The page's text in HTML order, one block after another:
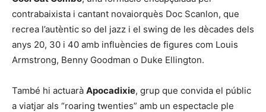
contrabaixista i cantant novaiorquès Doc Scanlon, que
recrea l’autèntic so del jazz i el swing de les dècades dels
anys 20, 30 i 40 amb influències de figures com Louis
Armstrong, Benny Goodman o Duke Ellington.
També hi actuarà Apocadixie, grup que convida el públic
a viatjar als “roaring twenties” amb un espectacle ple